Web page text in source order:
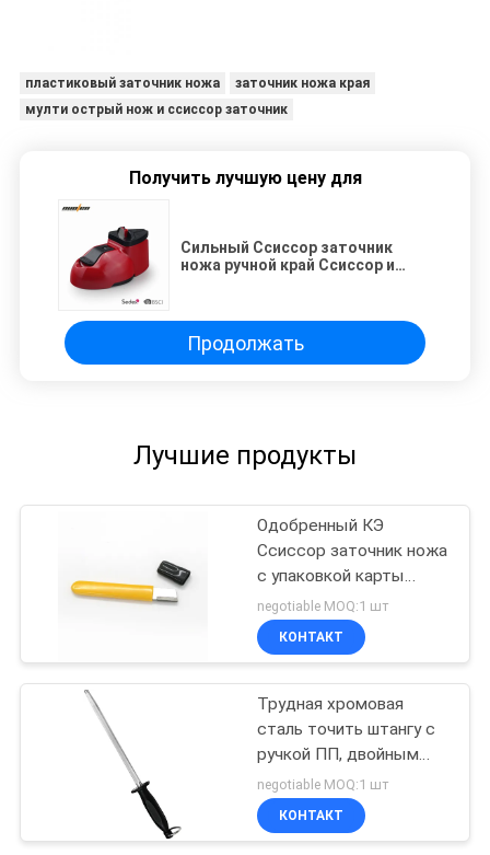
пластиковый заточник ножа
заточник ножа края
мулти острый нож и ссиссор заточник
Получить лучшую цену для
Сильный Ссиссор заточник
ножа ручной край Ссиссор и
Продолжать
Лучшие продукты
Одобренный КЭ
Ссиссор заточник ножа
с упаковкой карты
волдыря ПВК для
женщин
negotiable MOQ:1 шт
КОНТАКТ
Трудная хромовая
сталь точить штангу с
ручкой ПП, двойным
пакетом волдыря
negotiable MOQ:1 шт
КОНТАКТ